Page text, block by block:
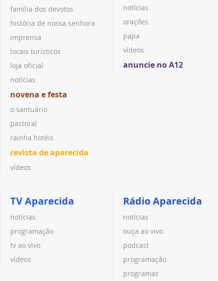
família dos devotos
história de nossa senhora
imprensa
locais turísticos
loja oficial
notícias
novena e festa
o santuário
pastoral
rainha hotéis
revista de aparecida
vídeos
notícias
orações
papa
vídeos
anuncie no A12
TV Aparecida
notícias
programação
tv ao vivo
vídeos
Rádio Aparecida
notícias
ouça ao vivo
podcast
programação
programas